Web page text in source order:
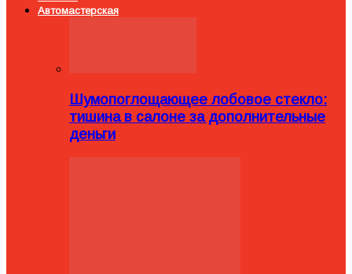
Автомастерская
Шумопоглощающее лобовое стекло:
тишина в салоне за дополнительные
деньги